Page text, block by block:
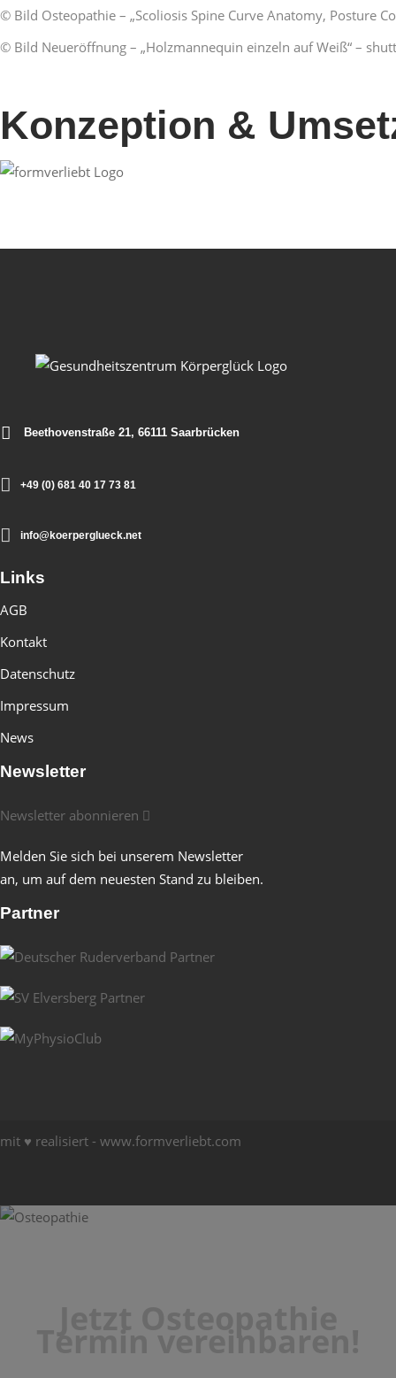
© Bild Osteopathie – „Scoliosis Spine Curve Anatomy, Posture
© Bild Neueröffnung – „Holzmannequin einzeln auf Weiß“ –
Konzeption &
Beethovenstraße 21, 66111 Saarbrücken
+49 (0) 681 40 17 73 81
info@koerperglueck.net
Links
AGB
Kontakt
Datenschutz
Impressum
News
Newsletter
Newsletter abonnieren
Melden Sie sich bei unserem Newsletter
an, um auf dem neuesten Stand zu bleiben.
Partner
mit ♥ realisiert - www.formverliebt.com